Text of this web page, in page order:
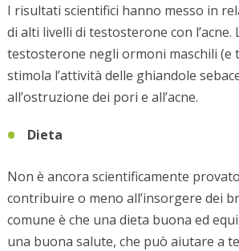
I risultati scientifici hanno messo in
di alti livelli di testosterone con l’acne.
testosterone negli ormoni maschili (e
stimola l’attività delle ghiandole
all’ostruzione dei pori e all’acne.
Dieta
Non è ancora scientificamente
contribuire o meno all’insorgere dei
comune è che una dieta buona ed
una buona salute, che può aiutare a